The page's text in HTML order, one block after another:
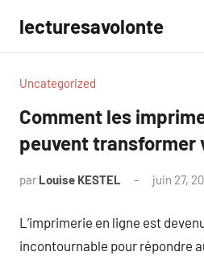
contenu
lecturesavolonte
Uncategorized
Comment les
peuvent transformer
par Louise KESTEL juin 27,
L’imprimerie en ligne est
incontournable pour répondre